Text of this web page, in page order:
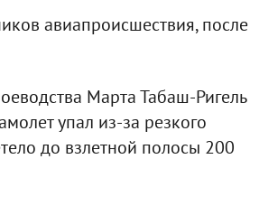
авиапроисшествия, после
Марта Табаш-Ригель
упал из-за резкого
до взлетной полосы 200